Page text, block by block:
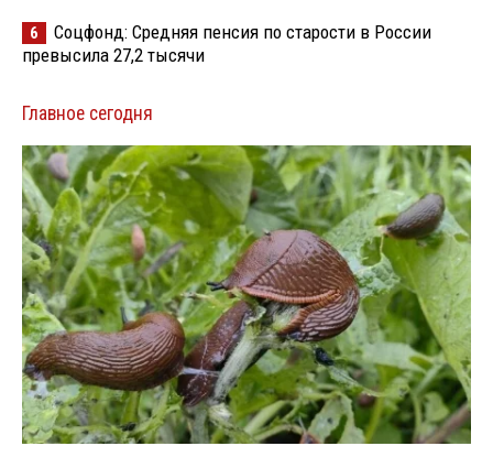
6
Соцфонд: Средняя пенсия по старости в России
превысила 27,2 тысячи
Главное сегодня